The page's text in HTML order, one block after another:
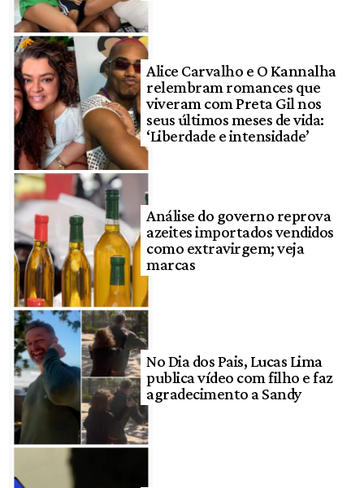
Alice Carvalho e O Kannalha
relembram romances que
viveram com Preta Gil nos
seus últimos meses de vida:
‘Liberdade e intensidade’
Análise do governo reprova
azeites importados vendidos
como extravirgem; veja
marcas
No Dia dos Pais, Lucas Lima
publica vídeo com filho e faz
agradecimento a Sandy